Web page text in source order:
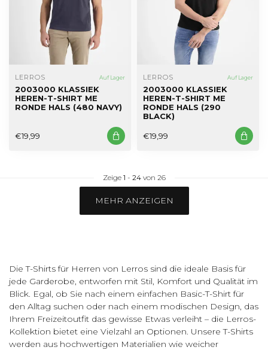
LERROS Auf Lager
2003000 KLASSIEK
HEREN-T-SHIRT ME
RONDE HALS (480 NAVY)
€19,99
LERROS Auf Lager
2003000 KLASSIEK
HEREN-T-SHIRT ME
RONDE HALS (290
BLACK)
€19,99
Zeige 1 - 24von 26
MEHR ANZEIGEN
Die T-Shirts für Herren von Lerros sind die ideale Basis für
jede Garderobe, entworfen mit Stil, Komfort und Qualität im
Blick. Egal, ob Sie nach einem einfachen Basic-T-Shirt für
den Alltag suchen oder nach einem modischen Design, das
Ihrem Freizeitoutfit das gewisse Etwas verleiht – die Lerros-
Kollektion bietet eine Vielzahl an Optionen. Unsere T-Shirts
werden aus hochwertigen Materialien wie weicher